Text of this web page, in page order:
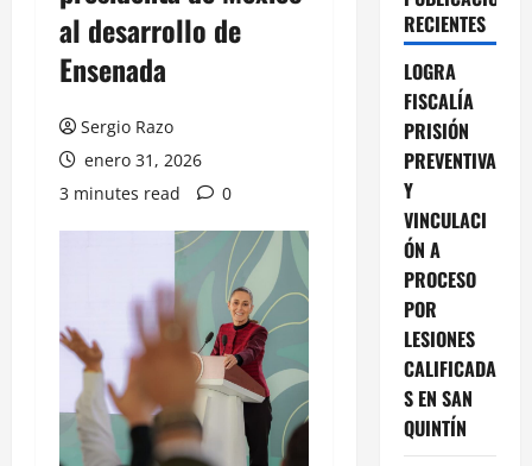
al desarrollo de
Ensenada
Sergio Razo
enero 31, 2026
3 minutes read
0
RECIENTES
LOGRA
FISCALÍA
PRISIÓN
PREVENTIVA
Y
VINCULACI
ÓN A
PROCESO
POR
LESIONES
CALIFICADA
S EN SAN
QUINTÍN